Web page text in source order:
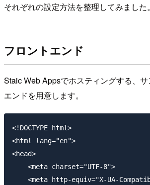
それぞれの設定方法を整理してみました。
フロントエンド
Staic Web Appsでホスティングする、サ
エンドを用意します。
<!DOCTYPE html>
<html lang="en">
<head>
    <meta charset="UTF-8">
<meta http-equiv="X-UA-